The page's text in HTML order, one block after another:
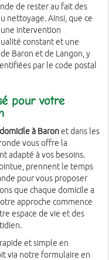
de rester au fait des
nettoyage. Ainsi, que ce
intervention
constant et une
Baron et de Langon, y
par le code postal
pour votre
à Baronet dans les
vous offre la
adapté à vos besoins.
prennent le temps
pour vous proposer
que chaque domicile a
approche commence
espace de vie et des
et simple en
via notre formulaire en